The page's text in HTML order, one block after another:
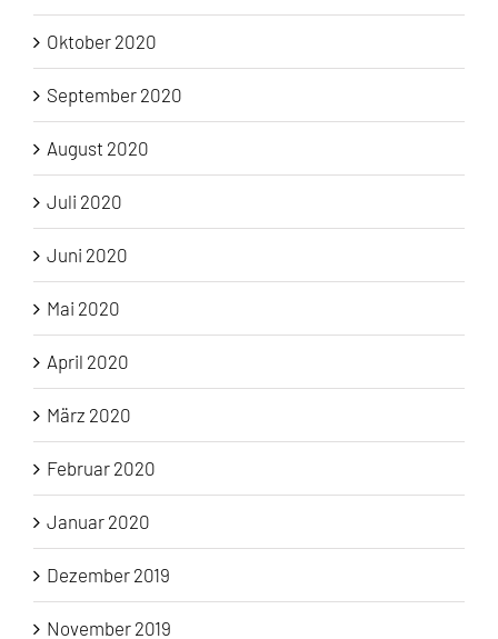
Oktober 2020
September 2020
August 2020
Juli 2020
Juni 2020
Mai 2020
April 2020
März 2020
Februar 2020
Januar 2020
Dezember 2019
November 2019